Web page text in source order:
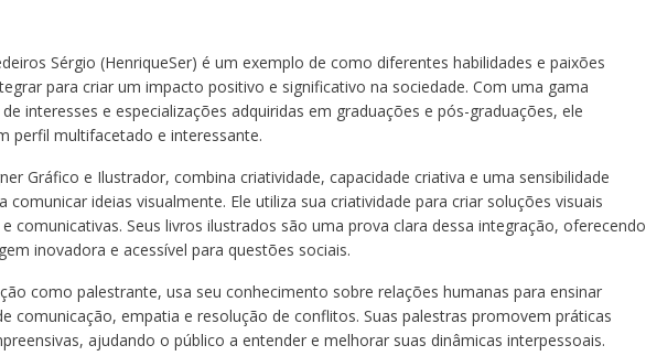
Sérgio (HenriqueSer) é um exemplo de como diferentes habilidades e paixões
para criar um impacto positivo e significativo na sociedade. Com uma gama
interesses e especializações adquiridas em graduações e pós-graduações, ele
perfil multifacetado e interessante.
Gráfico e Ilustrador, combina criatividade, capacidade criativa e uma sensibilidade
comunicar ideias visualmente. Ele utiliza sua criatividade para criar soluções visuais
comunicativas. Seus livros ilustrados são uma prova clara dessa integração, oferecendo
inovadora e acessível para questões sociais.
como palestrante, usa seu conhecimento sobre relações humanas para ensinar
comunicação, empatia e resolução de conflitos. Suas palestras promovem práticas
ajudando o público a entender e melhorar suas dinâmicas interpessoais.